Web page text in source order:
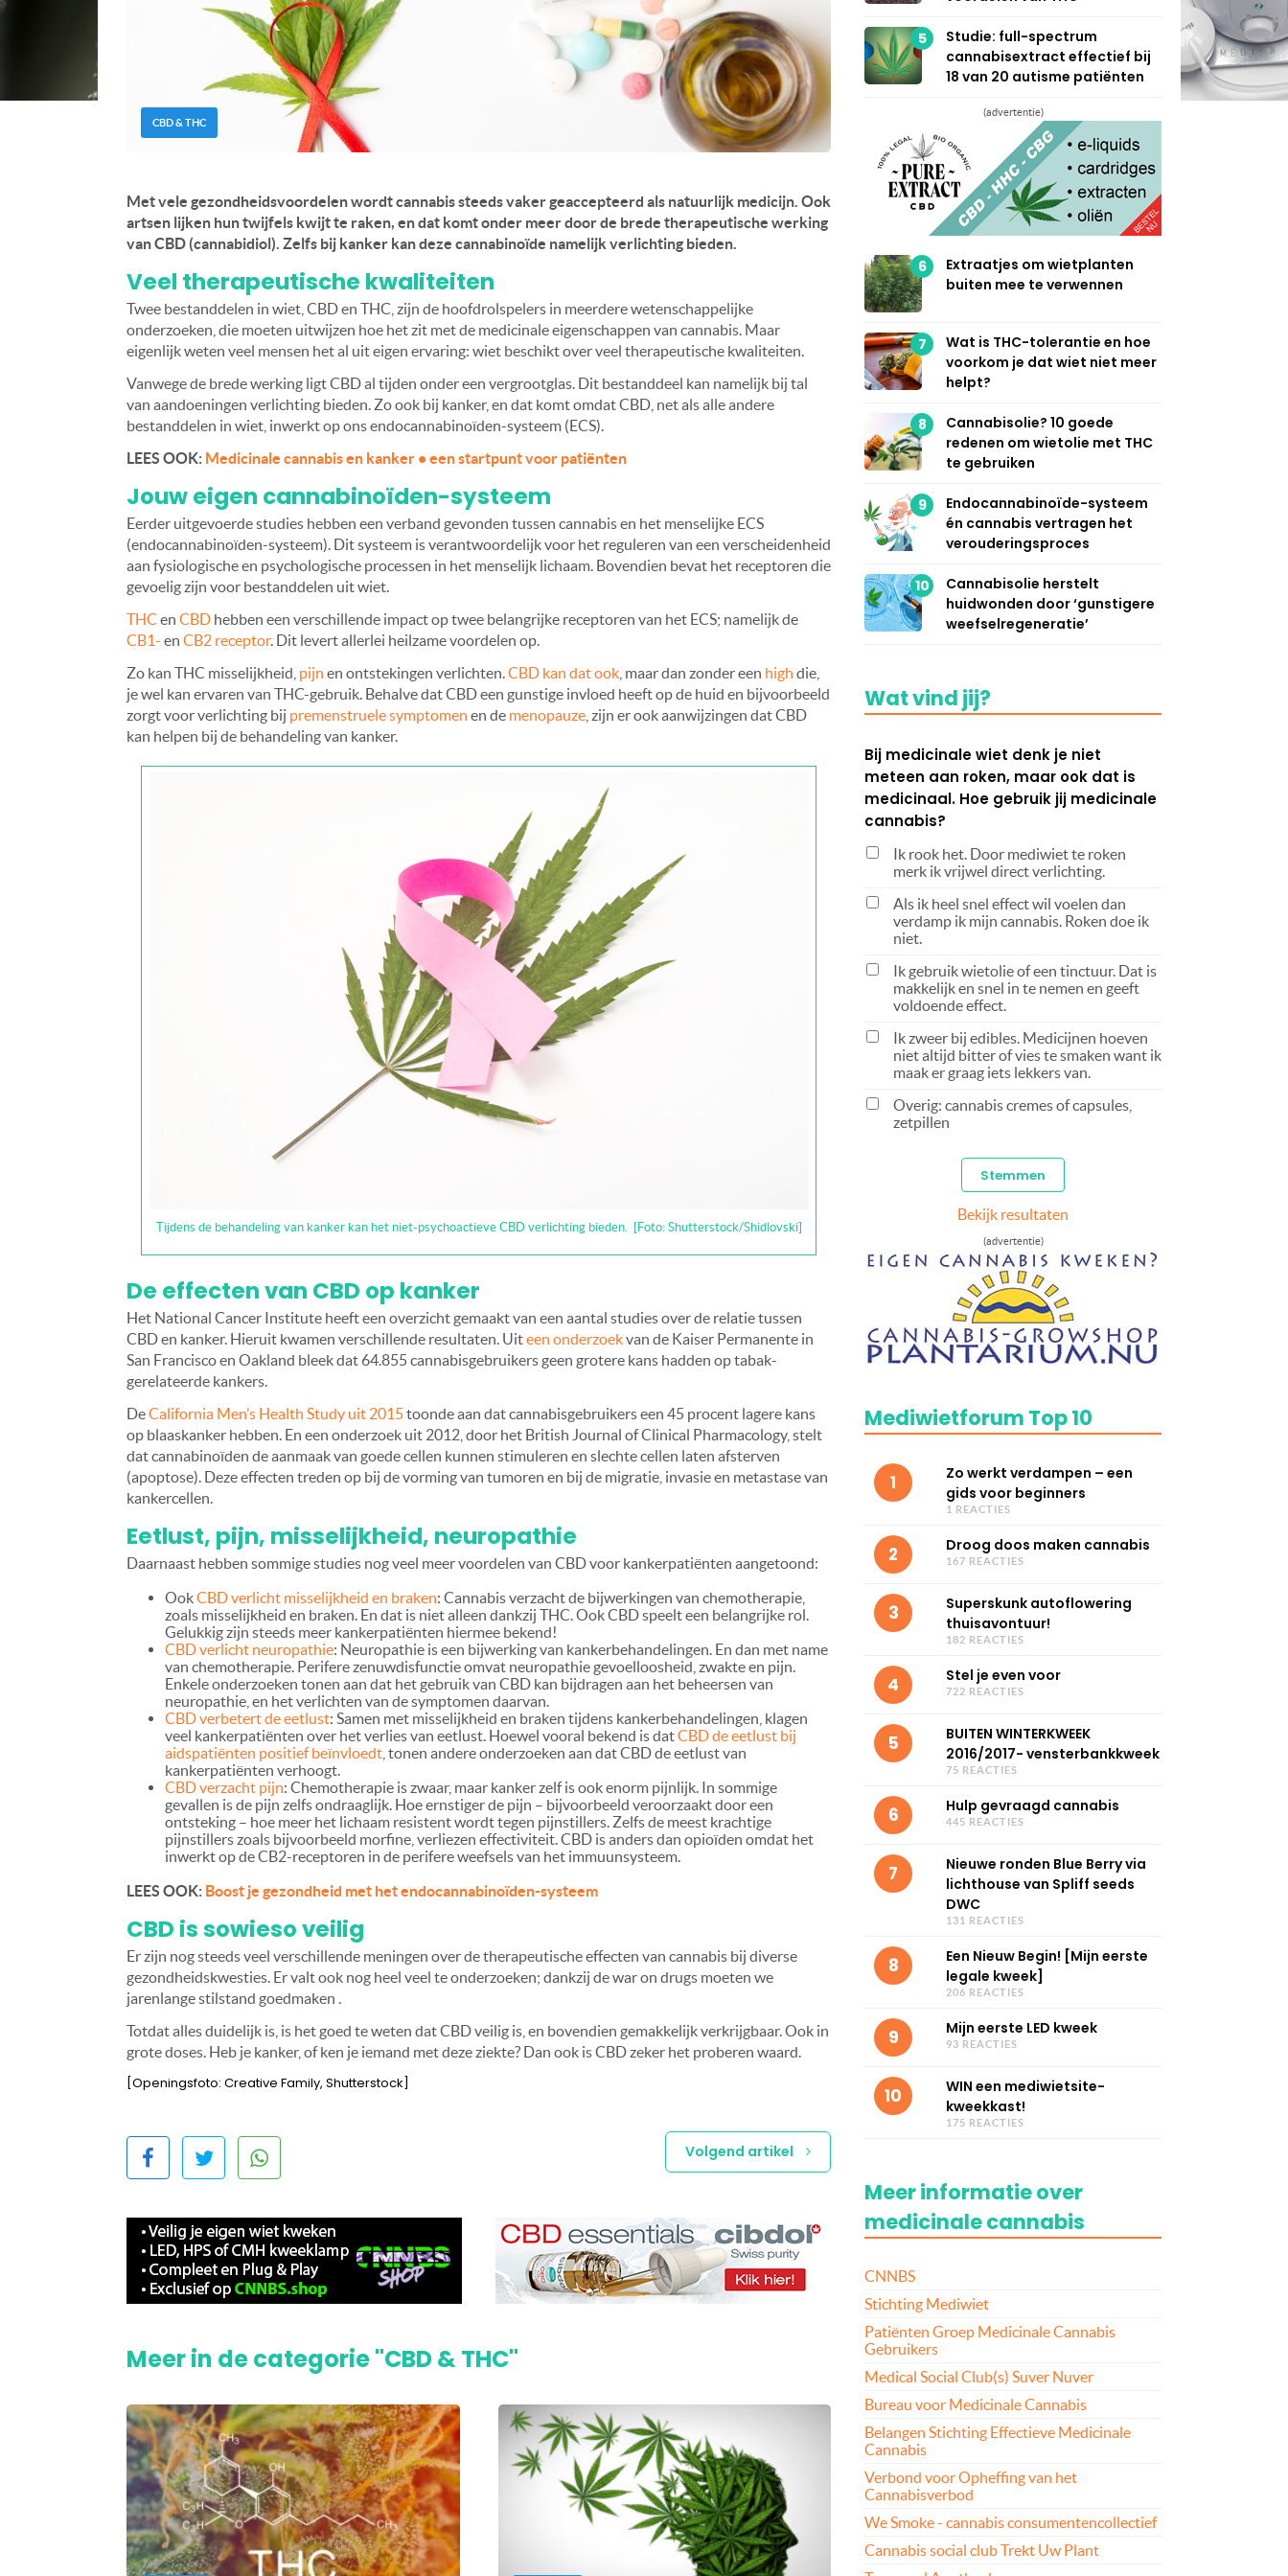
CBD & THC
Met vele gezondheidsvoordelen wordt cannabis steeds vaker geaccepteerd als natuurlijk medicijn. Ook
artsen lijken hun twijfels kwijt te raken, en dat komt onder meer door de brede therapeutische werking
van CBD (cannabidiol). Zelfs bij kanker kan deze cannabinoïde namelijk verlichting bieden.
Veel therapeutische kwaliteiten
Twee bestanddelen in wiet, CBD en THC, zijn de hoofdrolspelers in meerdere wetenschappelijke
onderzoeken, die moeten uitwijzen hoe het zit met de medicinale eigenschappen van cannabis. Maar
eigenlijk weten veel mensen het al uit eigen ervaring: wiet beschikt over veel therapeutische kwaliteiten.
Vanwege de brede werking ligt CBD al tijden onder een vergrootglas. Dit bestanddeel kan namelijk bij tal
van aandoeningen verlichting bieden. Zo ook bij kanker, en dat komt omdat CBD, net als alle andere
bestanddelen in wiet, inwerkt op ons endocannabinoïden-systeem (ECS).
LEES OOK: Medicinale cannabis en kanker • een startpunt voor patiënten
Jouw eigen cannabinoïden-systeem
Eerder uitgevoerde studies hebben een verband gevonden tussen cannabis en het menselijke ECS
(endocannabinoïden-systeem). Dit systeem is verantwoordelijk voor het reguleren van een verscheidenheid
aan fysiologische en psychologische processen in het menselijk lichaam. Bovendien bevat het receptoren die
gevoelig zijn voor bestanddelen uit wiet.
THC en CBD hebben een verschillende impact op twee belangrijke receptoren van het ECS; namelijk de
CB1- en CB2 receptor. Dit levert allerlei heilzame voordelen op.
Zo kan THC misselijkheid, pijn en ontstekingen verlichten.CBD kan dat ook , maar dan zonder een high die,
je wel kan ervaren van THC-gebruik. Behalve dat CBD een gunstige invloed heeft op de huid en bijvoorbeeld
zorgt voor verlichting bij premenstruele symptomen en de menopauze , zijn er ook aanwijzingen dat CBD
kan helpen bij de behandeling van kanker.
Tijdens de behandeling van kanker kan het niet-psychoactieve CBD verlichting bieden. [Foto: Shutterstock/Shidlovski]
De effecten van CBD op kanker
Het National Cancer Institute heeft een overzicht gemaakt van een aantal studies over de relatie tussen
CBD en kanker. Hieruit kwamen verschillende resultaten. Uiteen onderzoekvan de Kaiser Permanente in
San Francisco en Oakland bleek dat 64.855 cannabisgebruikers geen grotere kans hadden op tabak-
gerelateerde kankers.
DeCalifornia Men’s Health Study uit 2015toonde aan dat cannabisgebruikers een 45 procent lagere kans
op blaaskanker hebben. En een onderzoek uit 2012, door het British Journal of Clinical Pharmacology, stelt
dat cannabinoïden de aanmaak van goede cellen kunnen stimuleren en slechte cellen laten afsterven
(apoptose). Deze effecten treden op bij de vorming van tumoren en bij de migratie, invasie en metastase van
kankercellen.
Eetlust, pijn, misselijkheid, neuropathie
Daarnaast hebben sommige studies nog veel meer voordelen van CBD voor kankerpatiënten aangetoond:
OokCBD verlicht misselijkheid en braken: Cannabis verzacht de bijwerkingen van chemotherapie,
zoals misselijkheid en braken. En dat is niet alleen dankzij THC. Ook CBD speelt een belangrijke rol.
Gelukkig zijn steeds meer kankerpatiënten hiermee bekend!
CBD verlicht neuropathie: Neuropathie is een bijwerking van kankerbehandelingen. En dan met name
van chemotherapie. Perifere zenuwdisfunctie omvat neuropathie gevoelloosheid, zwakte en pijn.
Enkele onderzoeken tonen aan dat het gebruik van CBD kan bijdragen aan het beheersen van
neuropathie, en het verlichten van de symptomen daarvan.
CBD verbetert de eetlust: Samen met misselijkheid en braken tijdens kankerbehandelingen, klagen
veel kankerpatiënten over het verlies van eetlust. Hoewel vooral bekend is datCBD de eetlust bij
aidspatiënten positief beïnvloedt , tonen andere onderzoeken aan dat CBD de eetlust van
kankerpatiënten verhoogt.
CBD verzacht pijn: Chemotherapie is zwaar, maar kanker zelf is ook enorm pijnlijk. In sommige
gevallen is de pijn zelfs ondraaglijk. Hoe ernstiger de pijn – bijvoorbeeld veroorzaakt door een
ontsteking – hoe meer het lichaam resistent wordt tegen pijnstillers. Zelfs de meest krachtige
pijnstillers zoals bijvoorbeeld morfine, verliezen effectiviteit. CBD is anders dan opioïden omdat het
inwerkt op de CB2-receptoren in de perifere weefsels van het immuunsysteem.
LEES OOK: Boost je gezondheid met het endocannabinoïden-systeem
CBD is sowieso veilig
Er zijn nog steeds veel verschillende meningen over de therapeutische effecten van cannabis bij diverse
gezondheidskwesties. Er valt ook nog heel veel te onderzoeken; dankzij de war on drugs moeten we
jarenlange stilstand goedmaken .
Totdat alles duidelijk is, is het goed te weten dat CBD veilig is, en bovendien gemakkelijk verkrijgbaar. Ook in
grote doses. Heb je kanker, of ken je iemand met deze ziekte? Dan ook is CBD zeker het proberen waard.
[Openingsfoto: Creative Family, Shutterstock]
Volgend artikel
Meer in de categorie "CBD & THC"
5
Studie: full-spectrum
cannabisextract effectief bij
18 van 20 autisme patiënten
(advertentie)
6
Extraatjes om wietplanten
buiten mee te verwennen
7
Wat is THC-tolerantie en hoe
voorkom je dat wiet niet meer
helpt?
8
Cannabisolie? 10 goede
redenen om wietolie met THC
te gebruiken
9
Endocannabinoïde-systeem
én cannabis vertragen het
verouderingsproces
10
Cannabisolie herstelt
huidwonden door ‘gunstigere
weefselregeneratie’
Wat vind jij?
Bij medicinale wiet denk je niet
meteen aan roken, maar ook dat is
medicinaal. Hoe gebruik jij medicinale
cannabis?
Ik rook het. Door mediwiet te roken
merk ik vrijwel direct verlichting.
Als ik heel snel effect wil voelen dan
verdamp ik mijn cannabis. Roken doe ik
niet.
Ik gebruik wietolie of een tinctuur. Dat is
makkelijk en snel in te nemen en geeft
voldoende effect.
Ik zweer bij edibles. Medicijnen hoeven
niet altijd bitter of vies te smaken want ik
maak er graag iets lekkers van.
Overig: cannabis cremes of capsules,
zetpillen
Bekijk resultaten
(advertentie)
Mediwietforum Top 10
1
Zo werkt verdampen – een
gids voor beginners
1 REACTIES
2 Droog doos maken cannabis
167 REACTIES
3
Superskunk autoflowering
thuisavontuur!
182 REACTIES
4 Stel je even voor
722 REACTIES
5
BUITEN WINTERKWEEK
2016/2017- vensterbankkweek
75 REACTIES
6 Hulp gevraagd cannabis
445 REACTIES
7
Nieuwe ronden Blue Berry via
lichthouse van Spliff seeds
DWC
131 REACTIES
8
Een Nieuw Begin! [Mijn eerste
legale kweek]
206 REACTIES
9 Mijn eerste LED kweek
93 REACTIES
10
WIN een mediwietsite-
kweekkast!
175 REACTIES
Meer informatie over
medicinale cannabis
CNNBS
Stichting Mediwiet
Patiënten Groep Medicinale Cannabis
Gebruikers
Medical Social Club(s) Suver Nuver
Bureau voor Medicinale Cannabis
Belangen Stichting Effectieve Medicinale
Cannabis
Verbond voor Opheffing van het
Cannabisverbod
We Smoke - cannabis consumentencollectief
Cannabis social club Trekt Uw Plant